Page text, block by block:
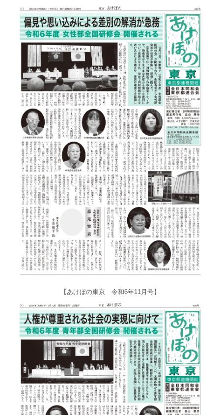
【あけぼの東京 令和6年11月号】